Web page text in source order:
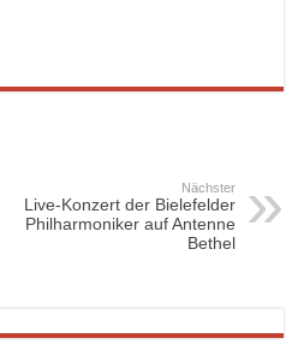
Nächster
Live-Konzert der Bielefelder
Philharmoniker auf Antenne
Bethel